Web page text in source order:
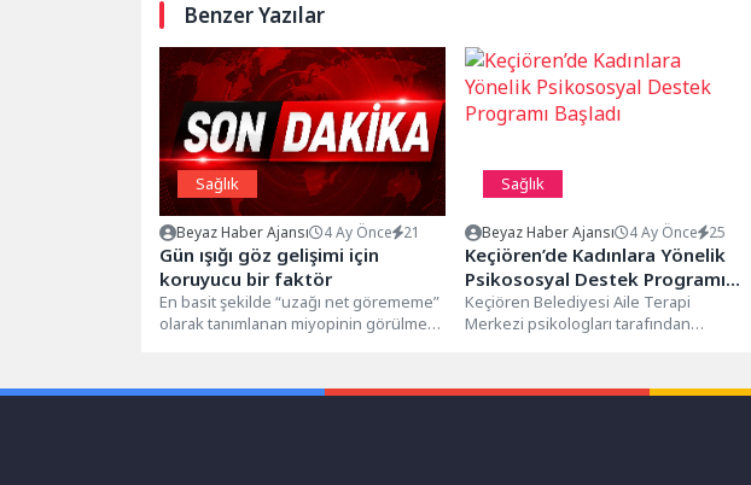
Benzer Yazılar
Sağlık
Beyaz Haber Ajansı 4 Ay Önce 21
Gün ışığı göz gelişimi için
koruyucu bir faktör
En basit şekilde “uzağı net görememe”
olarak tanımlanan miyopinin görülme
Sağlık
Beyaz Haber Ajansı 4 Ay Önce 25
Keçiören’de Kadınlara Yönelik
Psikososyal Destek Programı
Başladı
Keçiören Belediyesi Aile Terapi
Merkezi psikologları tarafından
Programı, Kardeşler Kadınlar